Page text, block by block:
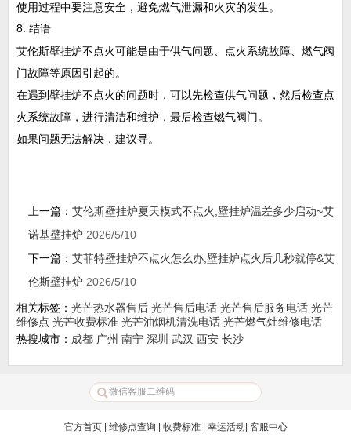
使用过程中要注意安全，避免燃气泄漏和火灾的发生。
8. 结语
艾伦斯壁挂炉不点火可能是由于供气问题、点火系统故障、燃气阀
门故障等原因引起的。
在遇到壁挂炉不点火的问题时，可以先检查供气问题，然后检查点
火系统故障，进行清洁和维护，最后检查燃气阀门。
如果问题无法解决，建议寻。
上一篇： 艾伦斯壁挂炉夏天模式不点火,壁挂炉温差多少启动~艾
诺基壁挂炉 2026/5/10
下一篇： 艾菲特壁挂炉不点火怎么办,壁挂炉点火后几秒就停&艾
伦斯壁挂炉 2026/5/10
相关标签： 光芒热水器售后 光芒售后电话 光芒售后服务电话 光芒
维修点 光芒收费标准 光芒油烟机清洗电话 光芒燃气灶维修电话
热搜城市： 成都 广州 南宁 深圳 武汉 西安 长沙
官方首页| 维修点查询 收费标准| 幸运活动 客服中心